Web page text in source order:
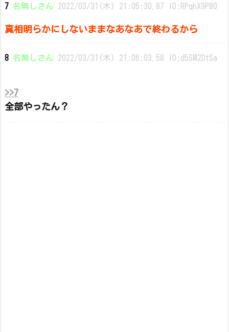
7 名無しさん 2022/03/31(木) 21:05:30.87 ID:RPqhX9P80
真相明らかにしないままなあなあで終わるから
8 名無しさん 2022/03/31(木) 21:06:03.58 ID:d5SM2DtSa
>>7
全部やったん？